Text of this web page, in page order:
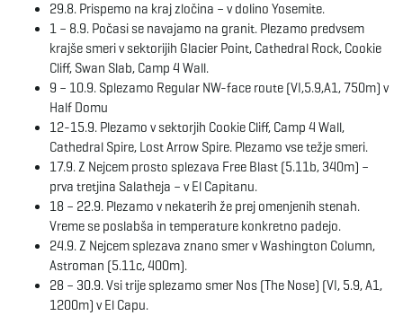
29.8. Prispemo na kraj zločina – v dolino Yosemite.
1 – 8.9. Počasi se navajamo na granit. Plezamo predvsem
krajše smeri v sektorijih Glacier Point, Cathedral Rock, Cookie
Cliff, Swan Slab, Camp 4 Wall.
9 – 10.9. Splezamo Regular NW-face route (VI,5.9,A1, 750m) v
Half Domu
12-15.9. Plezamo v sektorjih Cookie Cliff, Camp 4 Wall,
Cathedral Spire, Lost Arrow Spire. Plezamo vse težje smeri.
17.9. Z Nejcem prosto splezava Free Blast (5.11b, 340m) –
prva tretjina Salatheja – v El Capitanu.
18 – 22.9. Plezamo v nekaterih že prej omenjenih stenah.
Vreme se poslabša in temperature konkretno padejo.
24.9. Z Nejcem splezava znano smer v Washington Column,
Astroman (5.11c, 400m).
28 – 30.9. Vsi trije splezamo smer Nos (The Nose) (VI, 5.9, A1,
1200m) v El Capu.